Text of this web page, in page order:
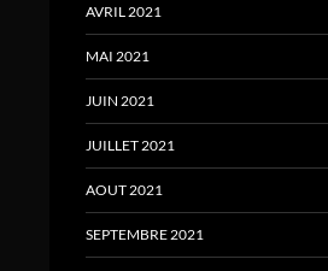
AVRIL 2021
MAI 2021
JUIN 2021
JUILLET 2021
AOUT 2021
SEPTEMBRE 2021